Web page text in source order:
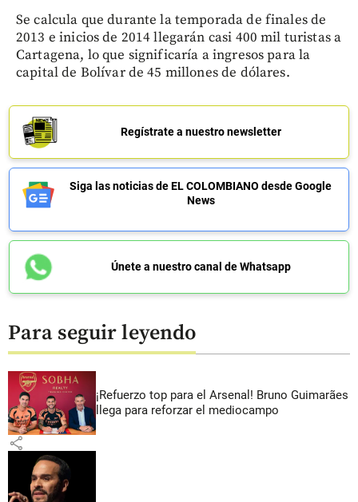
Se calcula que durante la temporada de finales de
2013 e inicios de 2014 llegarán casi 400 mil turistas a
Cartagena, lo que significaría a ingresos para la
capital de Bolívar de 45 millones de dólares.
Regístrate a nuestro newsletter
Siga las noticias de EL COLOMBIANO desde Google
News
Únete a nuestro canal de Whatsapp
Para seguir leyendo
¡Refuerzo top para el Arsenal! Bruno Guimarães
llega para reforzar el mediocampo
share